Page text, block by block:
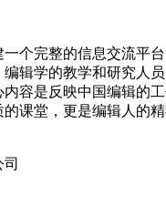
个完整的信息交流
辑学的教学和研究人
容是反映中国编辑的
课堂，更是编辑人的精